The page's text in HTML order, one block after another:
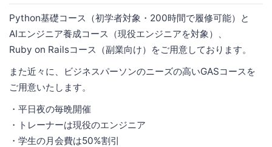
Python基礎コース（初学者対象・200時間で履修可能）と
AIエンジニア養成コース（現役エンジニアを対象）、
Ruby on Railsコース（副業向け）をご用意しております。
また近々に、ビジネスパーソンのニーズの高いGASコースを
ご用意いたします。
・平日夜の毎晩開催
・トレーナーは現役のエンジニア
・学生の月会費は50%割引